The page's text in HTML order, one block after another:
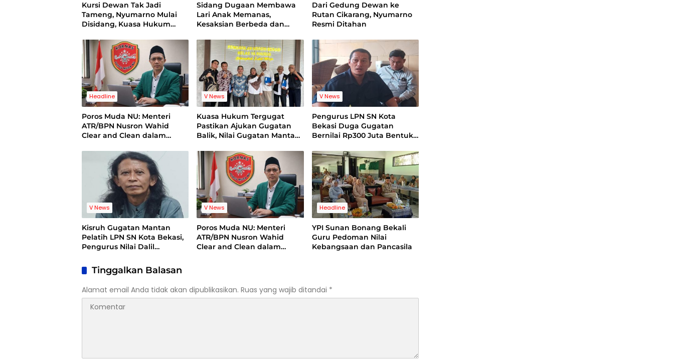
Kursi Dewan Tak Jadi
Tameng, Nyumarno Mulai
Disidang, Kuasa Hukum
Bebas Intervensi
Sidang Dugaan Membawa
Lari Anak Memanas,
Kesaksian Berbeda dan
Dari Gedung Dewan ke
Rutan Cikarang, Nyumarno
Resmi Ditahan
Headline
Poros Muda NU: Menteri
ATR/BPN Nusron Wahid
Clear and Clean dalam
V News
Kuasa Hukum Tergugat
Pastikan Ajukan Gugatan
Balik, Nilai Gugatan Mantan
Standing
V News
Pengurus LPN SN Kota
Bekasi Duga Gugatan
Bernilai Rp300 Juta Bentuk
Lembaga
V News
Kisruh Gugatan Mantan
Pelatih LPN SN Kota Bekasi,
Pengurus Nilai Dalil
V News
Poros Muda NU: Menteri
ATR/BPN Nusron Wahid
Clear and Clean dalam
Headline
YPI Sunan Bonang Bekali
Guru Pedoman Nilai
Kebangsaan dan Pancasila
Tinggalkan Balasan
Alamat email Anda tidak akan dipublikasikan. Ruas yang wajib ditandai *